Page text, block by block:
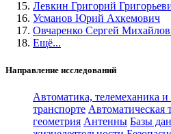
Левкин Григорий
Усманов Юрий Ахкемович
Овчаренко Сергей
Ещё...
Направление исследований
Автоматика, телемеханика
транспорте Автоматическая
геометрия Антенны Базы